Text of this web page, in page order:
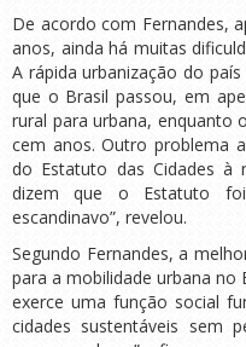
De acordo com Fernandes,
anos, ainda há muitas
A rápida urbanização do
que o Brasil passou, em
rural para urbana, enquanto
cem anos. Outro problema
do Estatuto das Cidades à
dizem que o Estatuto
escandinavo”, revelou.
Segundo Fernandes, a
para a mobilidade urbana no
exerce uma função social
cidades sustentáveis sem